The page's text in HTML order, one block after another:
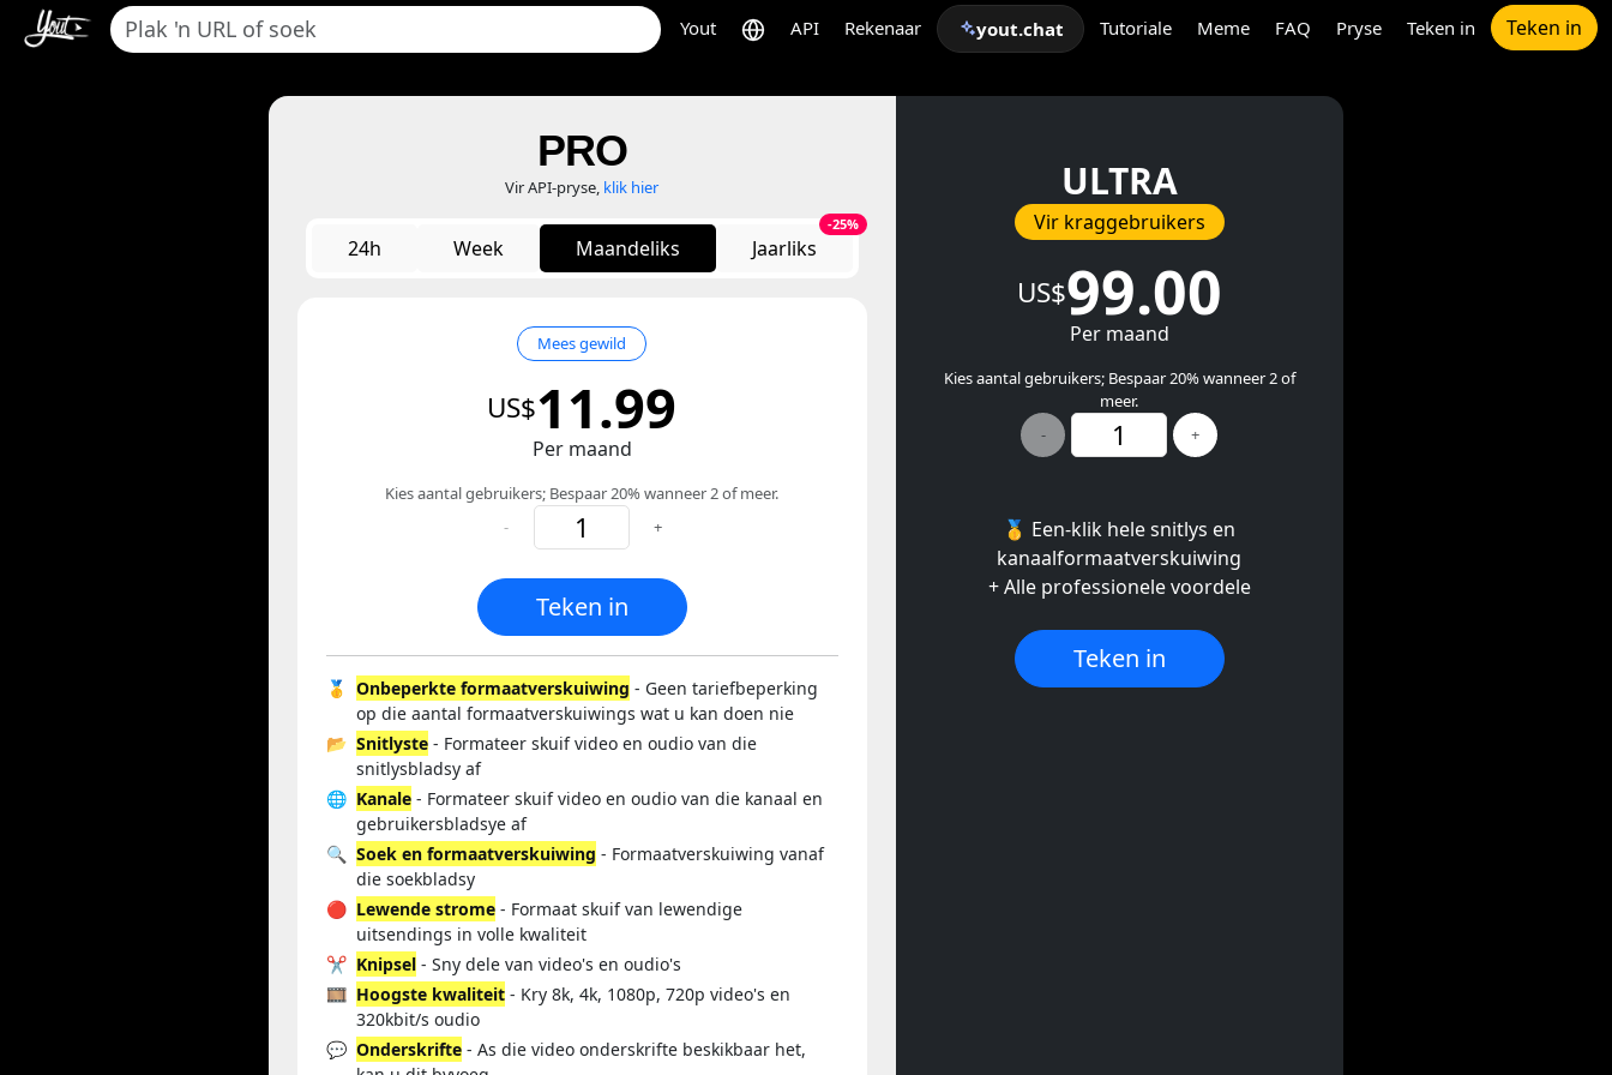
Yout API Rekenaar yout.chat Tutoriale Meme FAQ Pryse Teken in Teken in
ULTRA
Vir kraggebruikers
US$99.00
Per maand
Kies aantal gebruikers; Bespaar 20% wanneer 2 of
meer.
-
+
🥇 Een-klik hele snitlys en
kanaalformaatverskuiwing
+ Alle professionele voordele
Teken in
PRO
Vir API-pryse, klik hier
24h Week Maandeliks Jaarliks
-25%
Mees gewild
US$11.99
Per maand
Kies aantal gebruikers; Bespaar 20% wanneer 2 of meer.
-
+
Teken in
🥇 Onbeperkte formaatverskuiwing - Geen tariefbeperking
op die aantal formaatverskuiwings wat u kan doen nie
📂 Snitlyste - Formateer skuif video en oudio van die
snitlysbladsy af
🌐 Kanale - Formateer skuif video en oudio van die kanaal en
gebruikersbladsye af
🔍 Soek en formaatverskuiwing - Formaatverskuiwing vanaf
die soekbladsy
🔴 Lewende strome - Formaat skuif van lewendige
uitsendings in volle kwaliteit
✂️ Knipsel - Sny dele van video's en oudio's
🎞️ Hoogste kwaliteit - Kry 8k, 4k, 1080p, 720p video's en
320kbit/s oudio
💬 Onderskrifte - As die video onderskrifte beskikbaar het,